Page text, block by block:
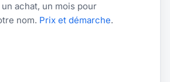
achat, un mois pour
nom. Prix et démarche.